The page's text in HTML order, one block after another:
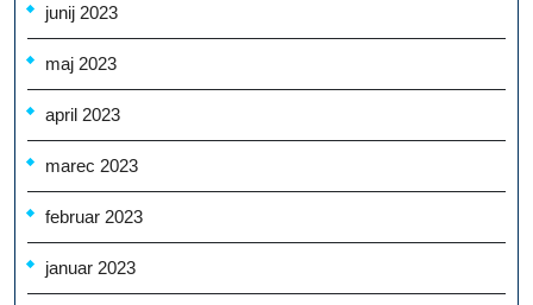
junij 2023
maj 2023
april 2023
marec 2023
februar 2023
januar 2023